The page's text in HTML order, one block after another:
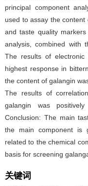
principal component
used to assay the
and taste quality
analysis, combined with
The results of
highest response in
the content of galangin
The results of
galangin was
Conclusion: The main
the main component is
related to the chemical
basis for screening
关键词